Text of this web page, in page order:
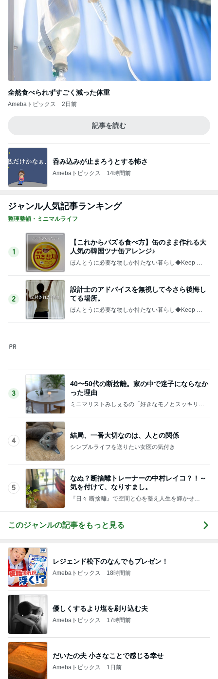
全然食べられずすごく減った体重
Amebaトピックス 2日前
記事を読む
呑み込みが止まろうとする怖さ
Amebaトピックス 14時間前
ジャンル人気記事ランキング
整理整頓・ミニマルライフ
1
【これからバズる食べ方】缶のまま作れる大
人気の韓国ツナ缶アレンジ♪
ほんとうに必要な物しか持たない暮らし◆Keep Lif
2
設計士のアドバイスを無視して今さら後悔し
てる場所。
ほんとうに必要な物しか持たない暮らし◆Keep Lif
3
40〜50代の断捨離。家の中で迷子にならなか
った理由
ミニマリストみしぇるの「好きなモノとスッキリ暮
4
結局、一番大切なのは、人との関係
シンプルライフを送りたい女医の気付き
5
なぬ？断捨離トレーナーの中村レイコ？！～
気を付けて、なりすまし。
『日々 断捨離』で空間と心を整え人生を輝かせよ
このジャンルの記事をもっと見る
レジェンド松下のなんでもプレゼン！
Amebaトピックス 18時間前
優しくするより塩を刷り込む夫
Amebaトピックス 17時間前
だいたの夫 小さなことで感じる幸せ
Amebaトピックス 1日前